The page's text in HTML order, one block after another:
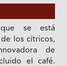
que se está
los cítricos,
de
el café.